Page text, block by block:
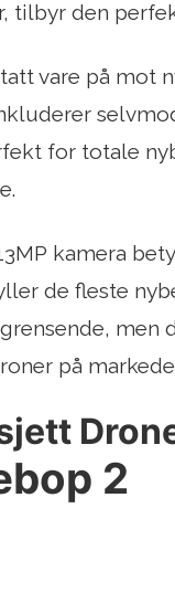
tilbyr den
vare på mot
for totale
kamera
de fleste
men
på
2